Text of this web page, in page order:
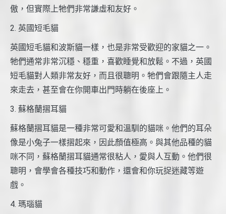
傲，但實際上牠們非常謙虛和友好。
2. 英國短毛貓
英國短毛貓和波斯貓一樣，也是非常受歡迎的家貓之一。
牠們通常非常沉穩、穩重，喜歡睡覺和放鬆。不過，英國
短毛貓對人類非常友好，而且很聰明。牠們會跟隨主人走
來走去，甚至會在你開車出門時躺在後座上。
3. 蘇格蘭摺耳貓
蘇格蘭摺耳貓是一種非常可愛和溫馴的貓咪。他們的耳朵
像是小兔子一樣摺起來，因此顏值極高。與其他品種的貓
咪不同，蘇格蘭摺耳貓通常很粘人，愛與人互動。他們很
聰明，會學會各種技巧和動作，還會和你玩捉迷藏等遊
戲。
4. 瑪瑙貓